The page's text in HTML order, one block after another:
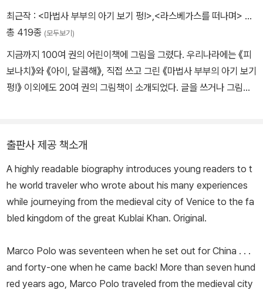
최근작 : <마법사 부부의 아기 보기 펑!>,<라스베가스를 떠나며> …
총 419종 (모두보기)
지금까지 100여 권의 어린이책에 그림을 그렸다. 우리나라에는 《피
보나치》와 《아이, 달콤해》, 직접 쓰고 그린 《마법사 부부의 아기 보기
펑!》 이외에도 20여 권의 그림책이 소개되었다. 글을 쓰거나 그림을
출판사 제공 책소개
A highly readable biography introduces young readers to t
he world traveler who wrote about his many experiences
while journeying from the medieval city of Venice to the fa
bled kingdom of the great Kublai Khan. Original.
Marco Polo was seventeen when he set out for China . . .
and forty-one when he came back! More than seven hund
red years ago, Marco Polo traveled from the medieval city